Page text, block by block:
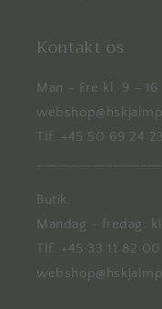
Kontakt os
Man - Fre kl. 9 - 16
Tlf. +45 50 69 24 23
Butik:
Mandag - fredag:
Tlf. +45 33 11 82 00